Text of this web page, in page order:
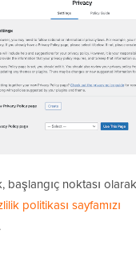
başlangıç noktası
politikası sayfamızı